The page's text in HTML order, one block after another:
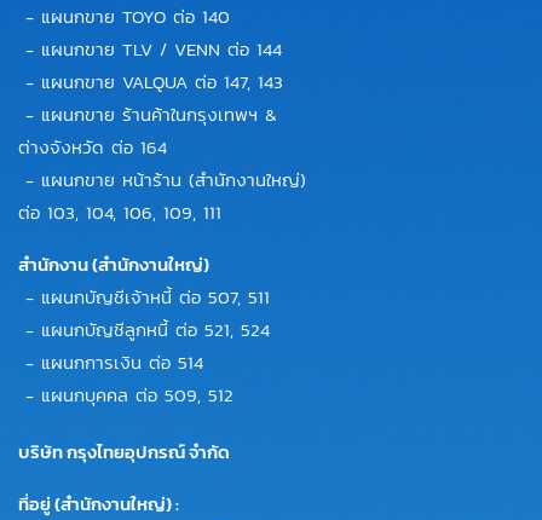
- แผนกขาย TOYO ต่อ 140
- แผนกขาย TLV / VENN ต่อ 144
- แผนกขาย VALQUA ต่อ 147, 143
- แผนกขาย ร้านค้าในกรุงเทพฯ &
ต่างจังหวัด ต่อ 164
- แผนกขาย หน้าร้าน (สำนักงานใหญ่)
ต่อ 103, 104, 106, 109, 111
สำนักงาน (สำนักงานใหญ่)
- แผนกบัญชีเจ้าหนี้ ต่อ 507, 511
- แผนกบัญชีลูกหนี้ ต่อ 521, 524
- แผนกการเงิน ต่อ 514
- แผนกบุคคล ต่อ 509, 512
บริษัท กรุงไทยอุปกรณ์ จำกัด
ที่อยู่ (สำนักงานใหญ่) :